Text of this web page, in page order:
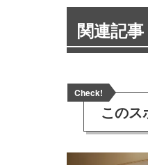
関連記事
Check!
このス